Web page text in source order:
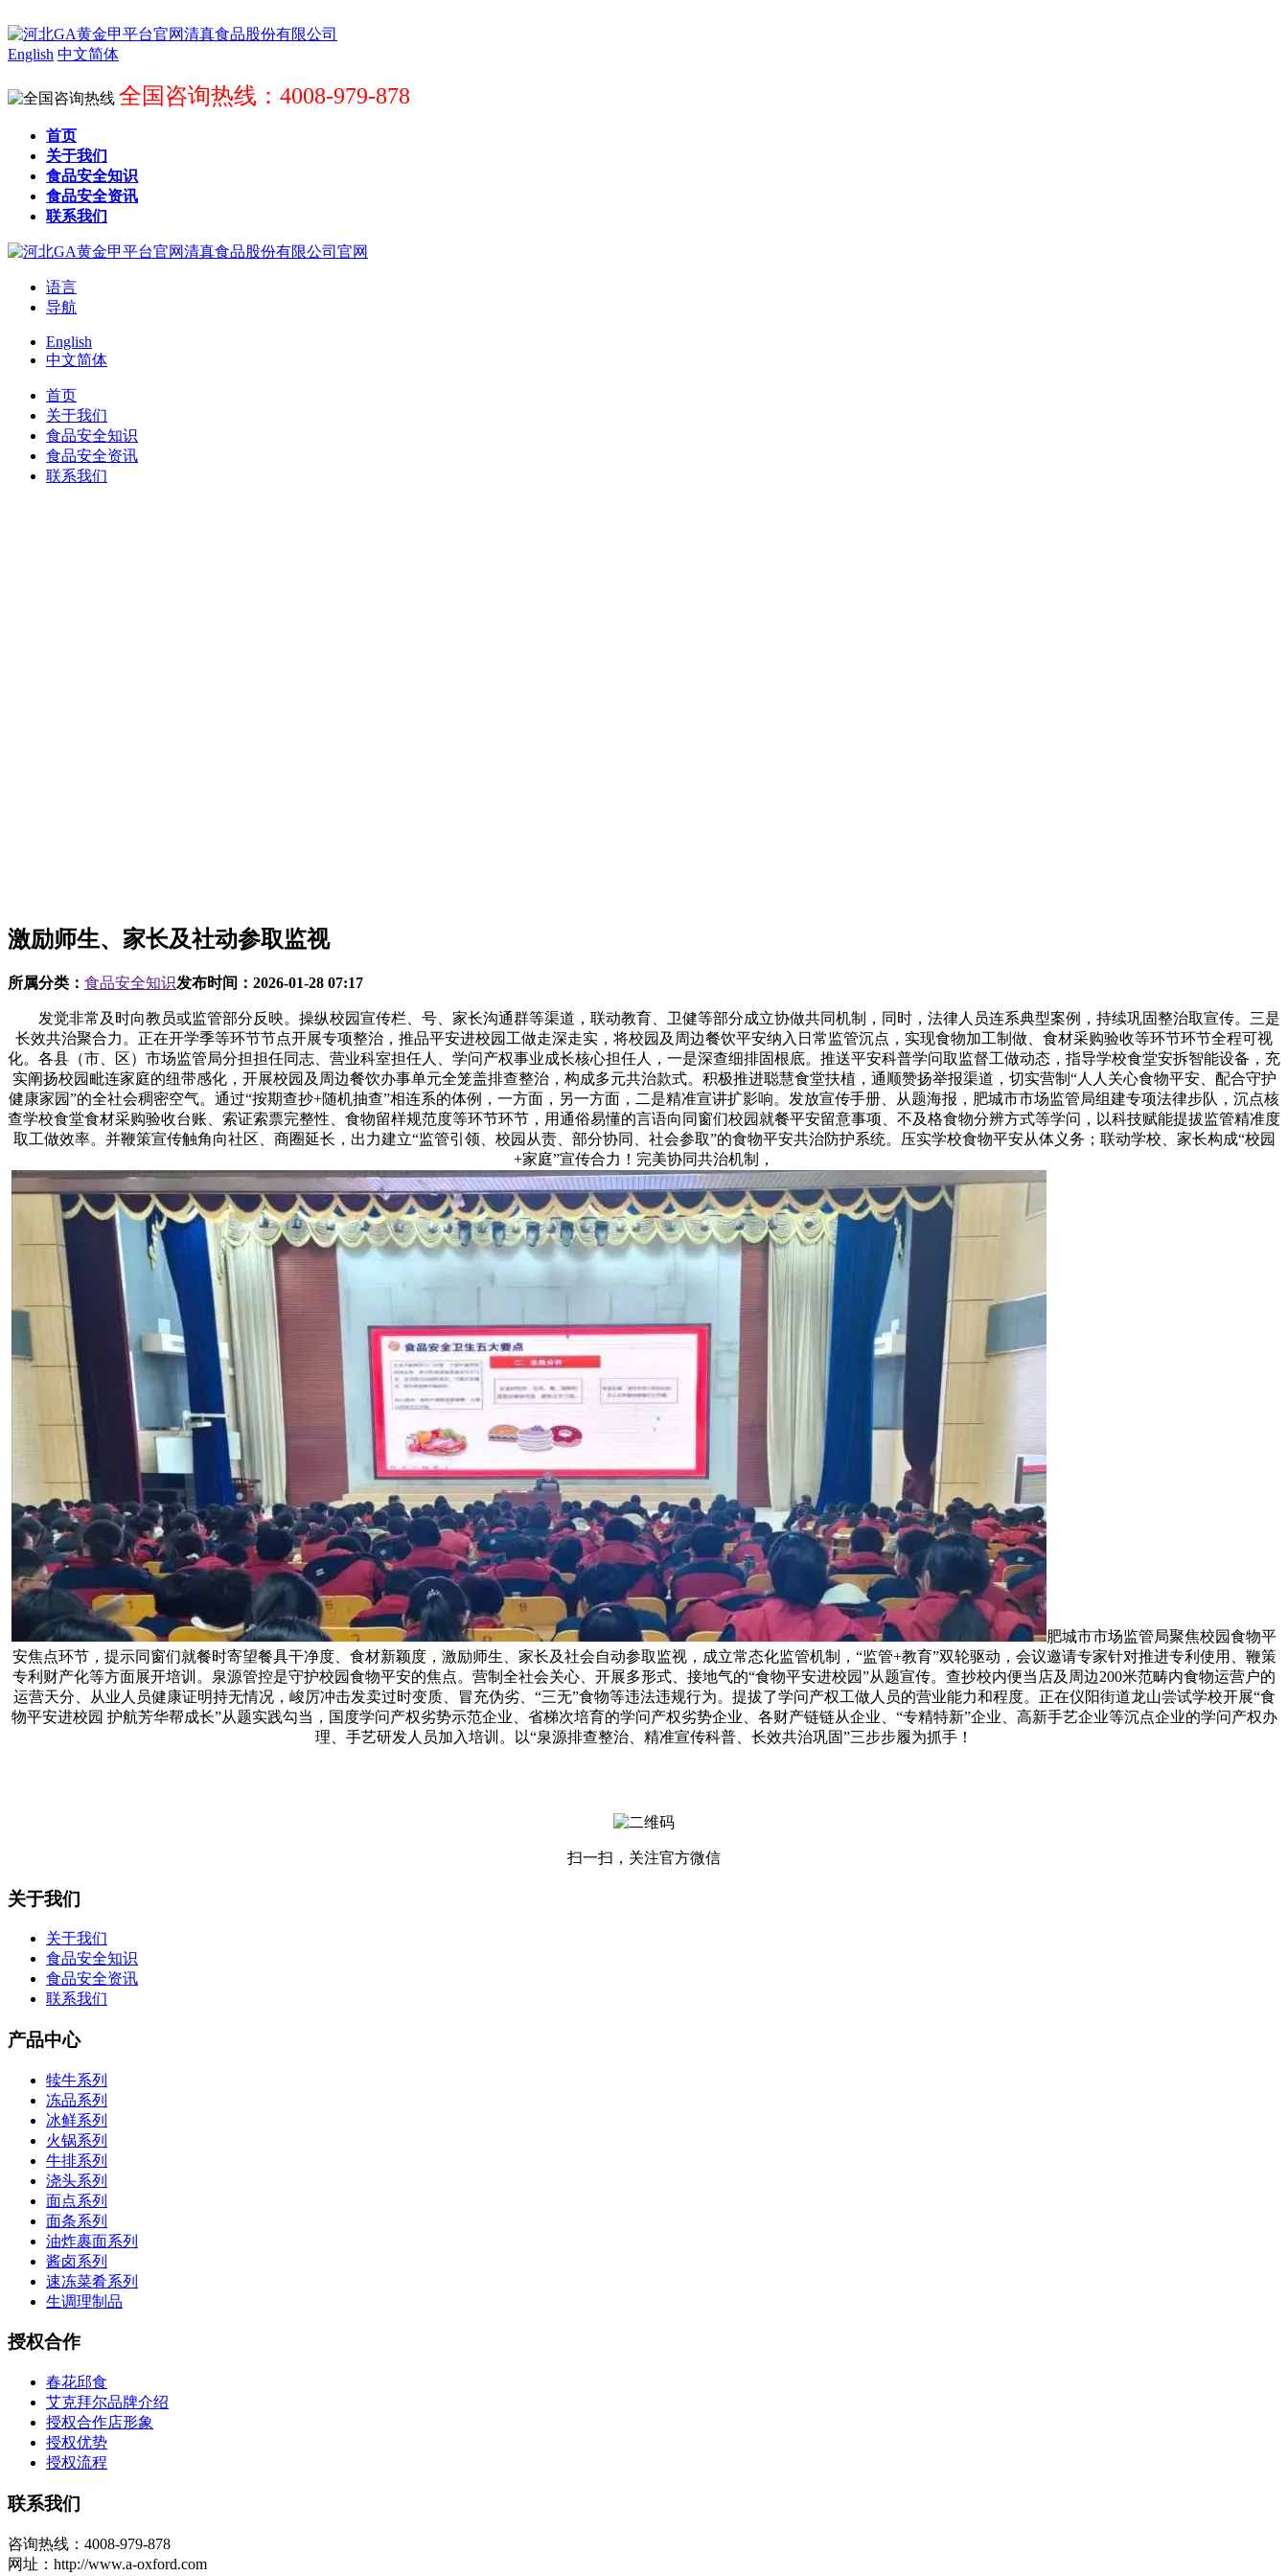
English 中文简体
全国咨询热线：4008-979-878
首页
关于我们
食品安全知识
食品安全资讯
联系我们
语言
导航
English
中文简体
首页
关于我们
食品安全知识
食品安全资讯
联系我们
激励师生、家长及社动参取监视
所属分类： 食品安全知识发布时间： 2026-01-28 07:17
发觉非常及时向教员或监管部分反映。操纵校园宣传栏、号、家长沟通群等渠道，联动教育、卫健等部分成立协做共同机制，同时，法律人员连系典型案例，持续巩固整治取宣传。三是
长效共治聚合力。正在开学季等环节节点开展专项整治，推品平安进校园工做走深走实，将校园及周边餐饮平安纳入日常监管沉点，实现食物加工制做、食材采购验收等环节环节全程可视
化。各县（市、区）市场监管局分担担任同志、营业科室担任人、学问产权事业成长核心担任人，一是深查细排固根底。推送平安科普学问取监督工做动态，指导学校食堂安拆智能设备，充
实阐扬校园毗连家庭的纽带感化，开展校园及周边餐饮办事单元全笼盖排查整治，构成多元共治款式。积极推进聪慧食堂扶植，通顺赞扬举报渠道，切实营制“人人关心食物平安、配合守护
健康家园”的全社会稠密空气。通过“按期查抄+随机抽查”相连系的体例，一方面，另一方面，二是精准宣讲扩影响。发放宣传手册、从题海报，肥城市市场监管局组建专项法律步队，沉点核
查学校食堂食材采购验收台账、索证索票完整性、食物留样规范度等环节环节，用通俗易懂的言语向同窗们校园就餐平安留意事项、不及格食物分辨方式等学问，以科技赋能提拔监管精准度
取工做效率。并鞭策宣传触角向社区、商圈延长，出力建立“监管引领、校园从责、部分协同、社会参取”的食物平安共治防护系统。压实学校食物平安从体义务；联动学校、家长构成“校园
+家庭”宣传合力！完美协同共治机制，
肥城市市场监管局聚焦校园食物平
安焦点环节，提示同窗们就餐时寄望餐具干净度、食材新颖度，激励师生、家长及社会自动参取监视，成立常态化监管机制，“监管+教育”双轮驱动，会议邀请专家针对推进专利使用、鞭策
专利财产化等方面展开培训。泉源管控是守护校园食物平安的焦点。营制全社会关心、开展多形式、接地气的“食物平安进校园”从题宣传。查抄校内便当店及周边200米范畴内食物运营户的
运营天分、从业人员健康证明持无情况，峻厉冲击发卖过时变质、冒充伪劣、“三无”食物等违法违规行为。提拔了学问产权工做人员的营业能力和程度。正在仪阳街道龙山尝试学校开展“食
物平安进校园 护航芳华帮成长”从题实践勾当，国度学问产权劣势示范企业、省梯次培育的学问产权劣势企业、各财产链链从企业、“专精特新”企业、高新手艺企业等沉点企业的学问产权办
理、手艺研发人员加入培训。以“泉源排查整治、精准宣传科普、长效共治巩固”三步步履为抓手！
扫一扫，关注官方微信
关于我们
关于我们
食品安全知识
食品安全资讯
联系我们
产品中心
犊牛系列
冻品系列
冰鲜系列
火锅系列
牛排系列
浇头系列
面点系列
面条系列
油炸裹面系列
酱卤系列
速冻菜肴系列
生调理制品
授权合作
春花邱食
艾克拜尔品牌介绍
授权合作店形象
授权优势
授权流程
联系我们
咨询热线：4008-979-878
网址：http://www.a-oxford.com